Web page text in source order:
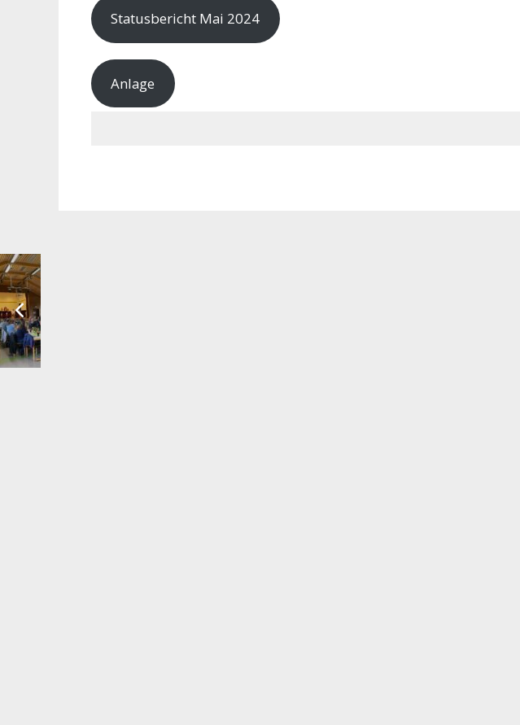
Statusbericht Mai 2024
Anlage